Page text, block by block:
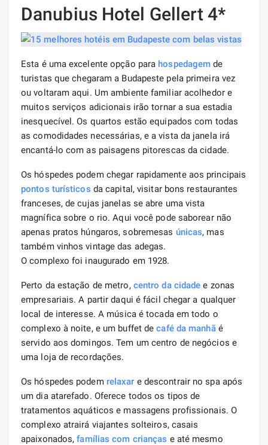
Danubius Hotel Gellert 4*
Esta é uma excelente opção para hospedagem de
turistas que chegaram a Budapeste pela primeira vez
ou voltaram aqui. Um ambiente familiar acolhedor e
muitos serviços adicionais irão tornar a sua estadia
inesquecível. Os quartos estão equipados com todas
as comodidades necessárias, e a vista da janela irá
encantá-lo com as paisagens pitorescas da cidade.
Os hóspedes podem chegar rapidamente aos principais
pontos turísticos da capital, visitar bons restaurantes
franceses, de cujas janelas se abre uma vista
magnífica sobre o rio. Aqui você pode saborear não
apenas pratos húngaros, sobremesas únicas, mas
também vinhos vintage das adegas.
O complexo foi inaugurado em 1928.
Perto da estação de metro, centro da cidade e zonas
empresariais. A partir daqui é fácil chegar a qualquer
local de interesse. A música é tocada em todo o
complexo à noite, e um buffet decafé da manhãé
servido aos domingos. Tem um centro de negócios e
uma loja de recordações.
Os hóspedes podem relaxar e descontrair no spa após
um dia atarefado. Oferece todos os tipos de
tratamentos aquáticos e massagens profissionais. O
complexo atrairá viajantes solteiros, casais
apaixonados,famílias com crianças e até mesmo